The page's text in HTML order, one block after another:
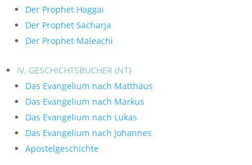
Der Prophet Haggai
Der Prophet Sacharja
Der Prophet Maleachi
IV. GESCHICHTSBÜCHER (NT)
Das Evangelium nach Matthäus
Das Evangelium nach Markus
Das Evangelium nach Lukas
Das Evangelium nach Johannes
Apostelgeschichte